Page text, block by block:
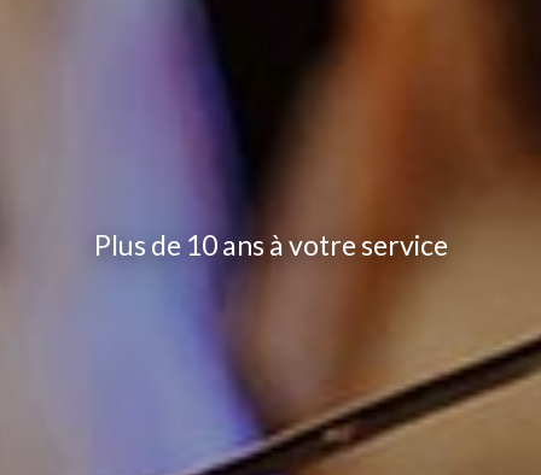
Plus de 10 ans à votre service